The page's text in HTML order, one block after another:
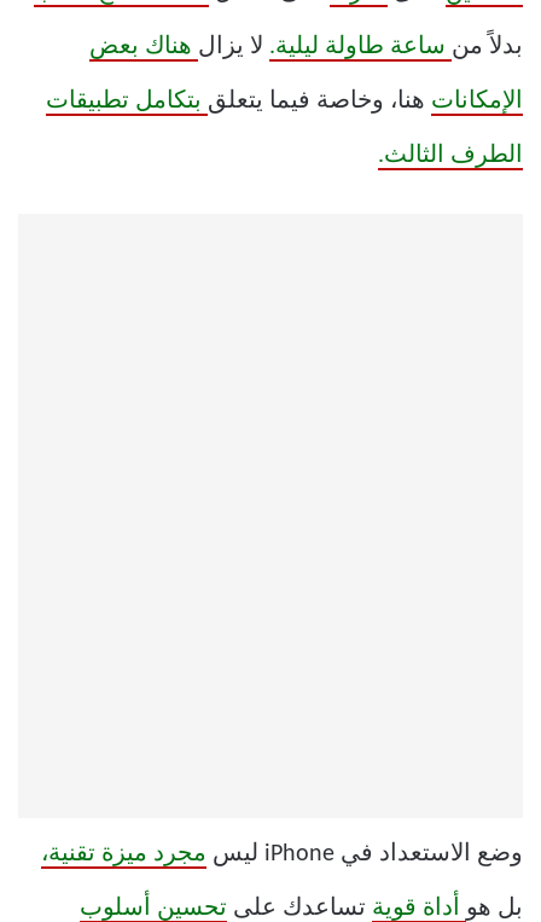
بدلاً من ساعة طاولة ليلية. لا يزال هناك بعض
الإمكانات هنا، وخاصة فيما يتعلق بتكامل تطبيقات
الطرف الثالث.
وضع الاستعداد في iPhone ليس مجرد ميزة تقنية،
بل هو أداة قوية تساعدك على تحسين أسلوب